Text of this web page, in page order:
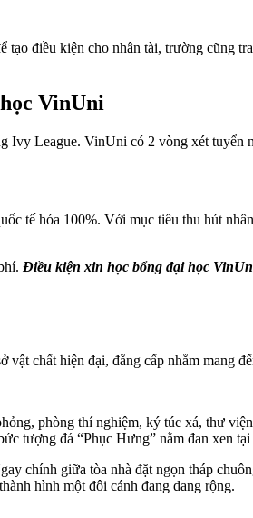
điều kiện cho nhân tài, trường cũng
VinUni
Ivy League. VinUni có 2 vòng xét tuyển
tế hóa 100%. Với mục tiêu thu hút
Điều kiện xin học bổng đại học
chất hiện đại, đẳng cấp nhằm mang
phòng thí nghiệm, ký túc xá, thư
tượng đá “Phục Hưng” nằm đan xen
chính giữa tòa nhà đặt ngọn tháp
hình một đôi cánh đang dang rộng.